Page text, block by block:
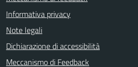
Informativa privacy
Note legali
Dichiarazione di accessibilità
Meccanismo di Feedback